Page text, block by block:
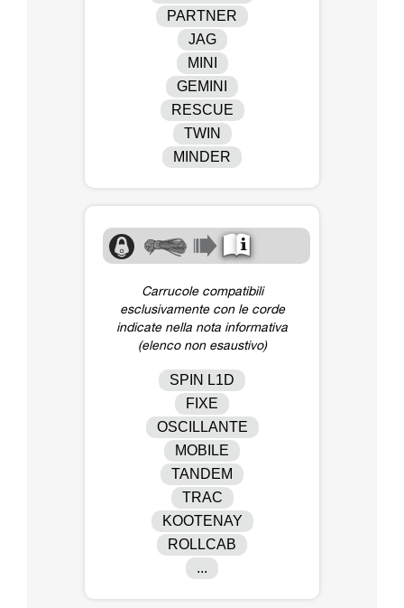
PARTNER
JAG
MINI
GEMINI
RESCUE
TWIN
MINDER
Carrucole compatibili
esclusivamente con le corde
indicate nella nota informativa
(elenco non esaustivo)
SPIN L1D
FIXE
OSCILLANTE
MOBILE
TANDEM
TRAC
KOOTENAY
ROLLCAB
...